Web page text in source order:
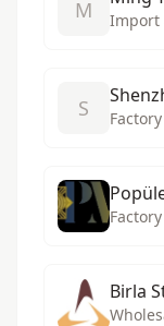
M Import
S
Birla